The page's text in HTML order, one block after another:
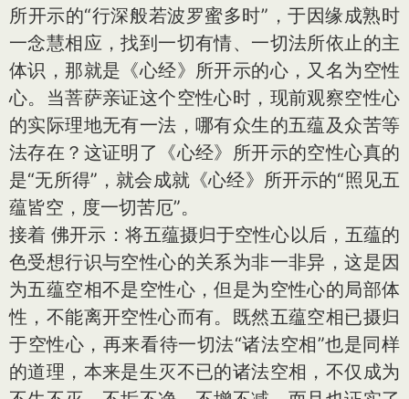
所开示的“行深般若波罗蜜多时”，于因缘成熟时
一念慧相应，找到一切有情、一切法所依止的主
体识，那就是《心经》所开示的心，又名为空性
心。当菩萨亲证这个空性心时，现前观察空性心
的实际理地无有一法，哪有众生的五蕴及众苦等
法存在？这证明了《心经》所开示的空性心真的
是“无所得”，就会成就《心经》所开示的“照见五
蕴皆空，度一切苦厄”。
接着 佛开示：将五蕴摄归于空性心以后，五蕴的
色受想行识与空性心的关系为非一非异，这是因
为五蕴空相不是空性心，但是为空性心的局部体
性，不能离开空性心而有。既然五蕴空相已摄归
于空性心，再来看待一切法“诸法空相”也是同样
的道理，本来是生灭不已的诸法空相，不仅成为